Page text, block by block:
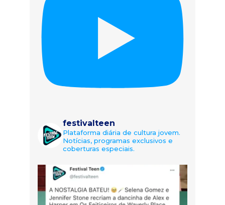
festivalteen
Plataforma diária de cultura jovem.
Notícias, programas exclusivos e
coberturas especiais.